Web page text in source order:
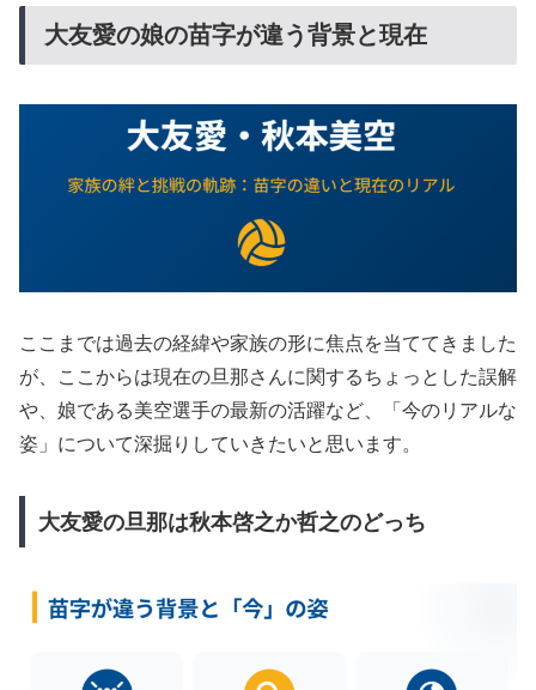
大友愛の娘の苗字が違う背景と現在
ここまでは過去の経緯や家族の形に焦点を当ててきました
が、ここからは現在の旦那さんに関するちょっとした誤解
や、娘である美空選手の最新の活躍など、「今のリアルな
姿」について深掘りしていきたいと思います。
大友愛の旦那は秋本啓之か哲之のどっち